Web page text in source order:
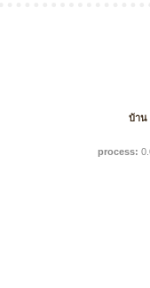
บ้าน
process: